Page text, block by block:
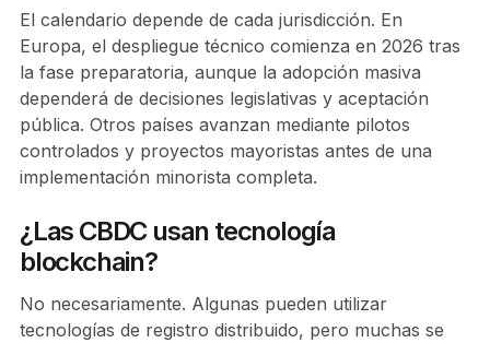
El calendario depende de cada jurisdicción. En
Europa, el despliegue técnico comienza en 2026 tras
la fase preparatoria, aunque la adopción masiva
dependerá de decisiones legislativas y aceptación
pública. Otros países avanzan mediante pilotos
controlados y proyectos mayoristas antes de una
implementación minorista completa.
¿Las CBDC usan tecnología
blockchain?
No necesariamente. Algunas pueden utilizar
tecnologías de registro distribuido, pero muchas se